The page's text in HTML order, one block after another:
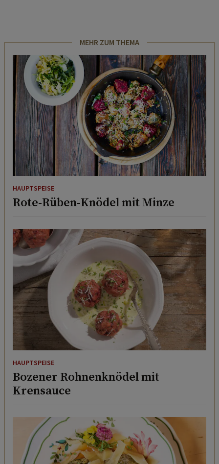
MEHR ZUM THEMA
HAUPTSPEISE
Rote-Rüben-Knödel mit Minze
HAUPTSPEISE
Bozener Rohnenknödel mit
Krensauce